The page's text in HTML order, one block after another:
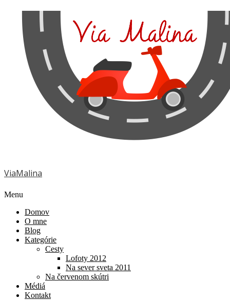
ViaMalina
Menu
Domov
O mne
Blog
Kategórie
Cesty
Lofoty 2012
Na sever sveta 2011
Na červenom skútri
Médiá
Kontakt